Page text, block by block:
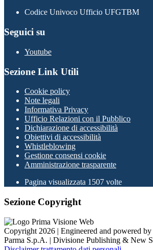
Codice Univoco Ufficio UFGTBM
Seguici su
Youtube
Sezione Link Utili
Cookie policy
Note legali
Informativa Privacy
Ufficio Relazioni con il Pubblico
Dichiarazione di accessibilità
Obiettivi di accessibilità
Whistleblowing
Gestione consensi cookie
Amministrazione trasparente
Pagina visualizzata 1507 volte
Sezione Copyright
Copyright 2026 | Engineered and powered
Parma S.p.A. | Divisione Publishing & New